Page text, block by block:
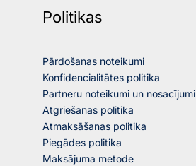
Politikas
Pārdošanas noteikumi
Konfidencialitātes politika
Partneru noteikumi un nosacījumi
Atgriešanas politika
Atmaksāšanas politika
Piegādes politika
Maksājuma metode